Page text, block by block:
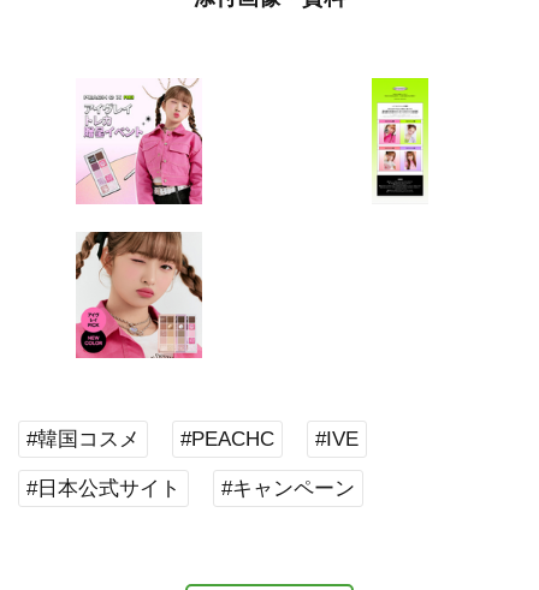
#韓国コスメ #PEACHC #IVE
#日本公式サイト #キャンペーン